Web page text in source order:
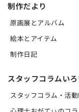
制作だより
原画展とアルバム
絵本とアイテム
制作日記
スタッフコラムいろ
スタッフコラム・活